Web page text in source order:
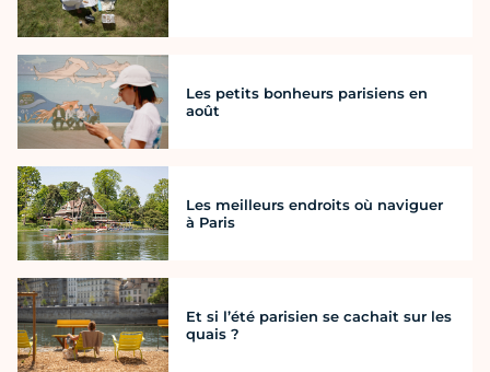
Les petits bonheurs parisiens en
août
Les meilleurs endroits où naviguer
à Paris
Et si l’été parisien se cachait sur les
quais ?